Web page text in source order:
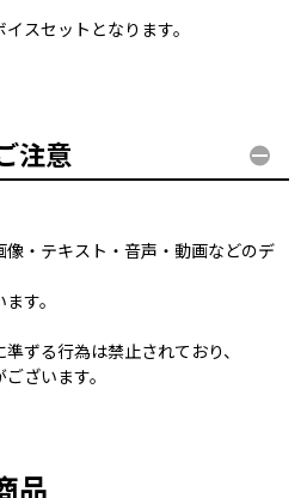
スセットとなります。
注意
・テキスト・音声・動画などのデ
す。
ずる行為は禁止されており、
ざいます。
品